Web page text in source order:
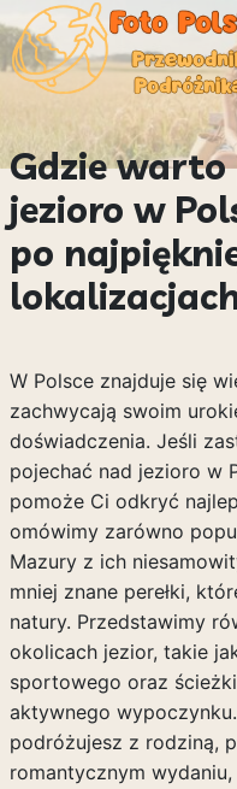
Gdzie warto
jezioro w
po
W Polsce znajduje się
zachwycają swoim
doświadczenia. Jeśli
pojechać nad jezioro w
pomoże Ci odkryć
omówimy zarówno
Mazury z ich
mniej znane perełki,
natury. Przedstawimy
okolicach jezior, takie
sportowego oraz
aktywnego
podróżujesz z rodziną,
romantycznym